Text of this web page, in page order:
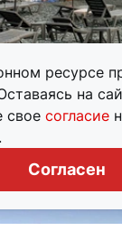
ресурсе
на
свое согласие
Согласен
Сочи
5 августа